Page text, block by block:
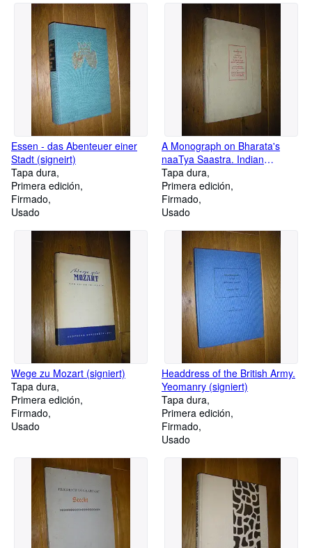
Essen - das Abenteuer einer
Stadt (signeirt)
Tapa dura
Primera edición
Firmado
Usado
A Monograph on Bharata's
naaTya Saastra. Indian
Dramatology (signed)
Tapa dura
Primera edición
Firmado
Usado
Wege zu Mozart (signiert)
Tapa dura
Primera edición
Firmado
Usado
Headdress of the British Army.
Yeomanry (signiert)
Tapa dura
Primera edición
Firmado
Usado